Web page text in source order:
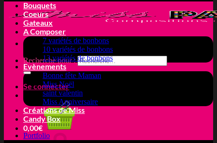
Recherche pour :
Se connecter
0,00€
Bouquets
Coeurs
Gateaux
A Composer
7 variétés de bonbons
10 variétés de bonbons
13 variétés de bonbons
Evènements
Bonne fête Maman
Miss Noël
saint valentin
Miss Anniversaire
Créations de Miss
Candy Box
Portfolio